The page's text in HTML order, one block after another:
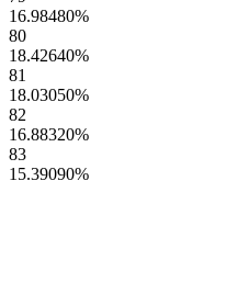
16.98480%
80
18.42640%
81
18.03050%
82
16.88320%
83
15.39090%